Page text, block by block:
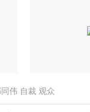
伟 自裁 观众